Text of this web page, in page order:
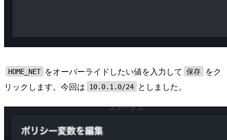
HOME_NET をオーバーライドしたい値を入力して 保存
をク
リックします。今回は
10.0.1.0/24 としました。